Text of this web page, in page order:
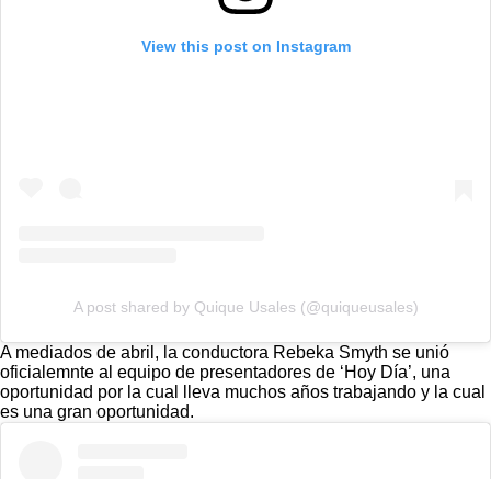
View this post on Instagram
A post shared by Quique Usales (@quiqueusales)
A mediados de abril, la conductora Rebeka Smyth se unió
oficialemnte al equipo de presentadores de ‘Hoy Día’, una
oportunidad por la cual lleva muchos años trabajando y la cual
es una gran oportunidad.